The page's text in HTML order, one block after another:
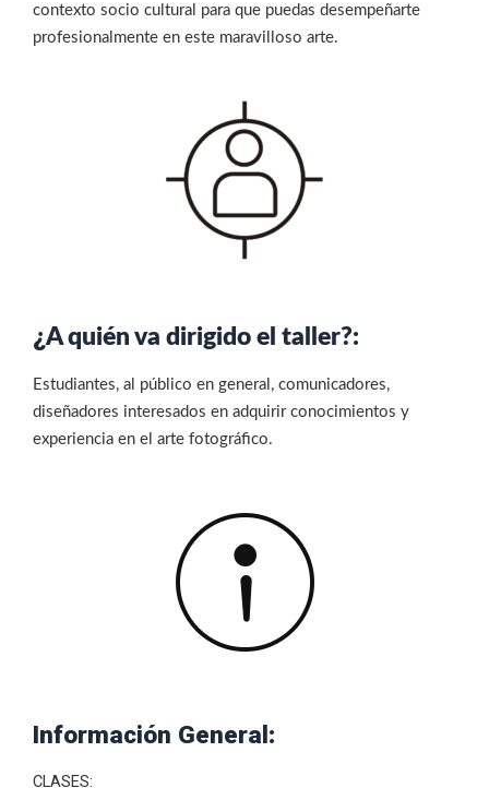
contexto socio cultural para que puedas desempeñarte
profesionalmente en este maravilloso arte.
¿A quién va dirigido el taller?:
Estudiantes, al público en general, comunicadores,
diseñadores interesados en adquirir conocimientos y
experiencia en el arte fotográfico.
Información General:
CLASES: